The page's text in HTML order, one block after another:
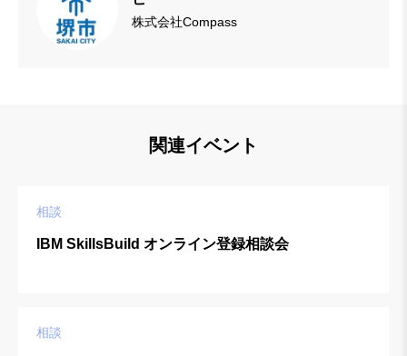
株式会社Compass
関連イベント
相談
IBM SkillsBuild オンライン登録相談会
相談